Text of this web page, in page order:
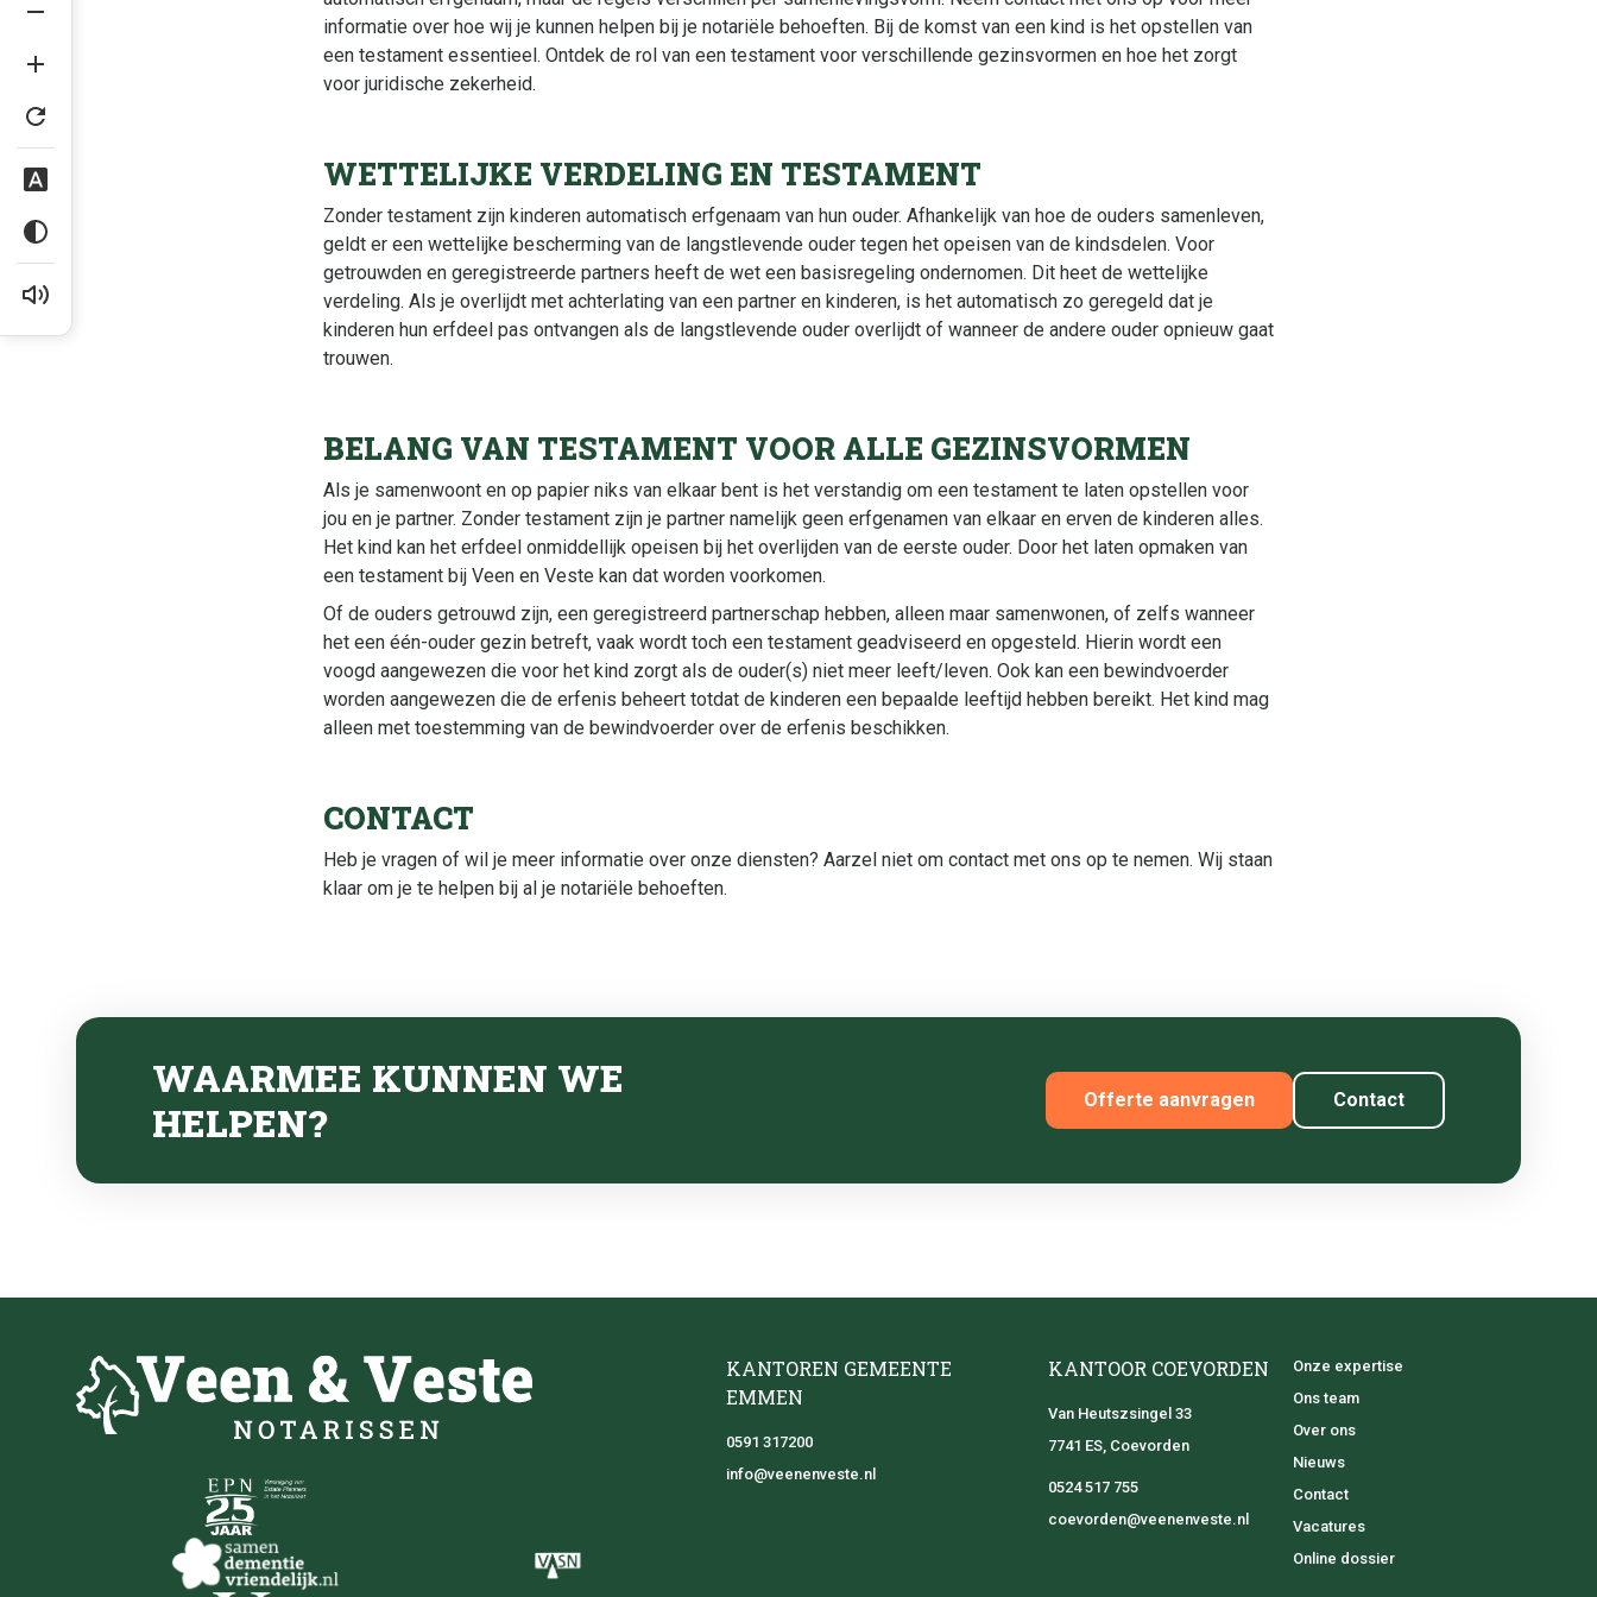
d
I
o
o
A
p
e
r
informatie over hoe wij je kunnen helpen bij je notariële behoeften. Bij de komst van een kind is het opstellen van
een testament essentieel. Ontdek de rol van een testament voor verschillende gezinsvormen en hoe het zorgt
voor juridische zekerheid.
WETTELIJKE VERDELING EN TESTAMENT
Zonder testament zijn kinderen automatisch erfgenaam van hun ouder. Afhankelijk van hoe de ouders samenleven,
geldt er een wettelijke bescherming van de langstlevende ouder tegen het opeisen van de kindsdelen. Voor
getrouwden en geregistreerde partners heeft de wet een basisregeling ondernomen. Dit heet de wettelijke
verdeling. Als je overlijdt met achterlating van een partner en kinderen, is het automatisch zo geregeld dat je
kinderen hun erfdeel pas ontvangen als de langstlevende ouder overlijdt of wanneer de andere ouder opnieuw gaat
trouwen.
BELANG VAN TESTAMENT VOOR ALLE GEZINSVORMEN
Als je samenwoont en op papier niks van elkaar bent is het verstandig om een testament te laten opstellen voor
jou en je partner. Zonder testament zijn je partner namelijk geen erfgenamen van elkaar en erven de kinderen alles.
Het kind kan het erfdeel onmiddellijk opeisen bij het overlijden van de eerste ouder. Door het laten opmaken van
een testament bij Veen en Veste kan dat worden voorkomen.
Of de ouders getrouwd zijn, een geregistreerd partnerschap hebben, alleen maar samenwonen, of zelfs wanneer
het een één-ouder gezin betreft, vaak wordt toch een testament geadviseerd en opgesteld. Hierin wordt een
voogd aangewezen die voor het kind zorgt als de ouder(s) niet meer leeft/leven. Ook kan een bewindvoerder
worden aangewezen die de erfenis beheert totdat de kinderen een bepaalde leeftijd hebben bereikt. Het kind mag
alleen met toestemming van de bewindvoerder over de erfenis beschikken.
CONTACT
Heb je vragen of wil je meer informatie over onze diensten? Aarzel niet om contact met ons op te nemen. Wij staan
klaar om je te helpen bij al je notariële behoeften.
WAARMEE KUNNEN WE
HELPEN?
Offerte aanvragen Contact
KANTOREN GEMEENTE
EMMEN
0591 317200
info@veenenveste.nl
KANTOOR COEVORDEN
Van Heutszsingel 33
7741 ES, Coevorden
0524 517 755
coevorden@veenenveste.nl
Onze expertise
Ons team
Over ons
Nieuws
Contact
Vacatures
Online dossier